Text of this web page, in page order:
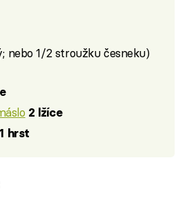
nebo 1/2 stroužku česneku)
2 lžíce
1 hrst